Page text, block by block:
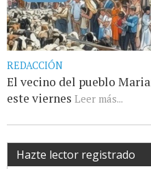
REDACCIÓN
El vecino del pueblo
este viernes Leer más...
Hazte lector registrado